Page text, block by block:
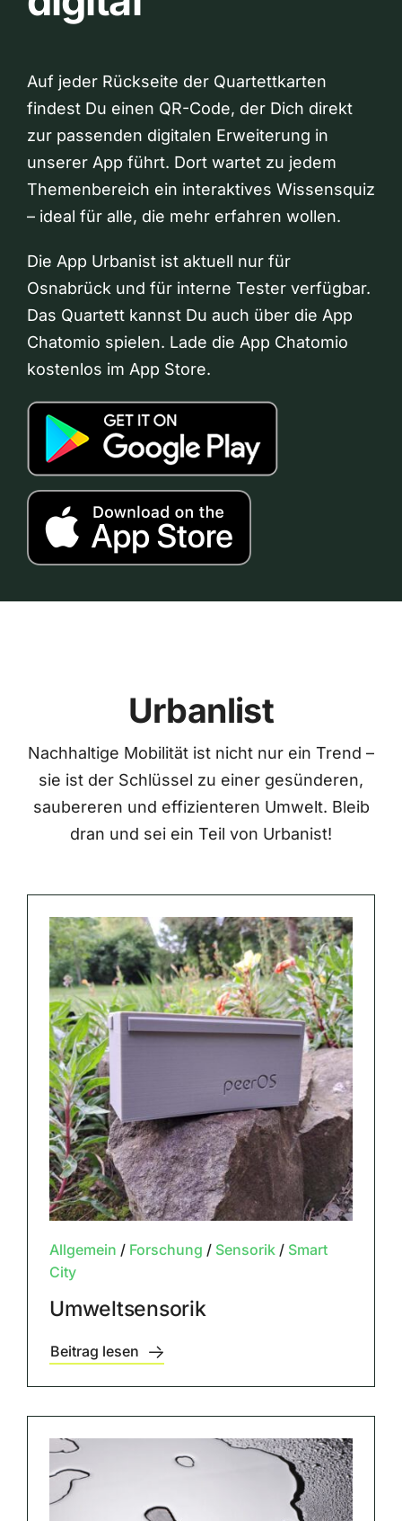
Auf jeder Rückseite der Quartettkarten
findest Du einen QR-Code, der Dich direkt
zur passenden digitalen Erweiterung in
unserer App führt. Dort wartet zu jedem
Themenbereich ein interaktives Wissensquiz
– ideal für alle, die mehr erfahren wollen.
Die App Urbanist ist aktuell nur für
Osnabrück und für interne Tester verfügbar.
Das Quartett kannst Du auch über die App
Chatomio spielen. Lade die App Chatomio
kostenlos im App Store.
Urbanlist
Nachhaltige Mobilität ist nicht nur ein Trend –
sie ist der Schlüssel zu einer gesünderen,
saubereren und effizienteren Umwelt. Bleib
dran und sei ein Teil von Urbanist!
Allgemein / Forschung / Sensorik/ Smart
City
Umweltsensorik
Beitrag lesen